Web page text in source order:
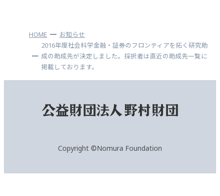
HOME
お知らせ
2016年度社会科学金融・証券のフロンティアを拓く研究助
成の助成先が決定しました。採択者は直近の助成先一覧に
掲載しております。
Copyright ©Nomura Foundation